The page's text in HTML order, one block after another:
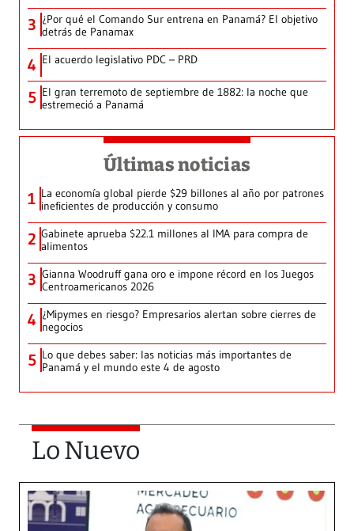
3 ¿Por qué el Comando Sur entrena en Panamá? El objetivo
detrás de Panamax
4 El acuerdo legislativo PDC – PRD
5 El gran terremoto de septiembre de 1882: la noche que
estremeció a Panamá
Últimas noticias
1 La economía global pierde $29 billones al año por patrones
ineficientes de producción y consumo
2 Gabinete aprueba $22.1 millones al IMA para compra de
alimentos
3 Gianna Woodruff gana oro e impone récord en los Juegos
Centroamericanos 2026
4 ¿Mipymes en riesgo? Empresarios alertan sobre cierres de
negocios
5 Lo que debes saber: las noticias más importantes de
Panamá y el mundo este 4 de agosto
Lo Nuevo